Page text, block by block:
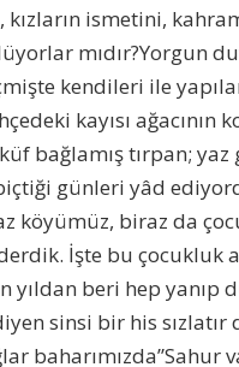
kızların ismetini,
mıdır?Yorgun
kendileri ile
kayısı ağacının
bağlamış tırpan;
günleri yâd
köyümüz, biraz da
İşte bu çocukluk
yıldan beri hep yanıp
sinsi bir his